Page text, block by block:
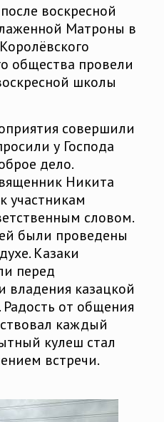
воскресной
Матроны в
общества провели
школы
совершили
у Господа
дело.
Никита
участникам
словом.
были проведены
Казаки
перед
владения казацкой
от общения
каждый
кулеш стал
встречи.